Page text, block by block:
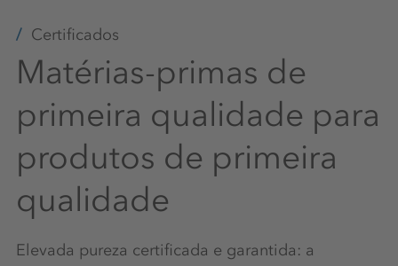
Certificados
Matérias-primas de
primeira qualidade para
produtos de primeira
qualidade
Elevada pureza certificada e garantida: a